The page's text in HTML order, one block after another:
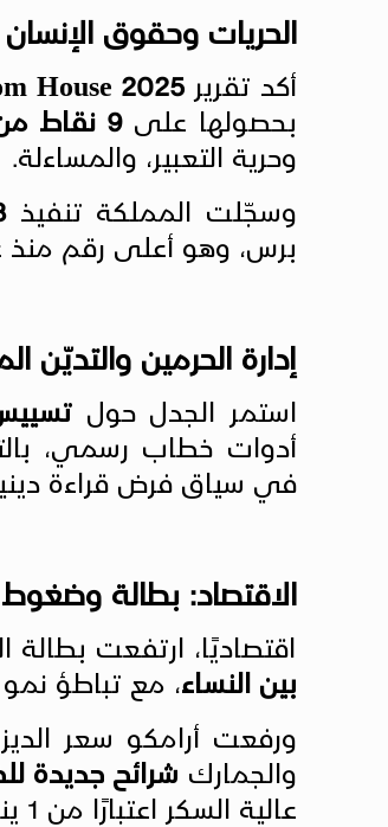
الحريات وحقوق الإنسان
أكد تقرير House 2025
بحصولها على 9 نقاط من 100
وحرية التعبير، والمساءلة.
وسجّلت المملكة تنفيذ
برس، وهو أعلى رقم منذ
إدارة الحرمين والتديّن
استمر الجدل حول
أدوات خطاب رسمي،
في سياق فرض قراءة
الاقتصاد: بطالة
اقتصاديًا، ارتفعت
بين النساء، مع تباطؤ
ورفعت أرامكو سعر
والجمارك شرائح جديدة
عالية السكر اعتبارًا من 1 يناير 2026.